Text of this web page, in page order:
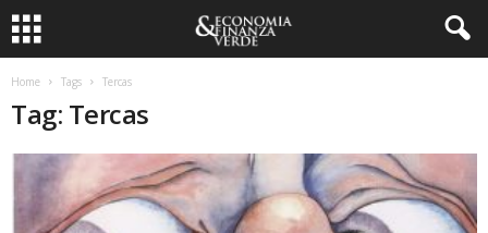
Home Tags Tercas
Tag: Tercas